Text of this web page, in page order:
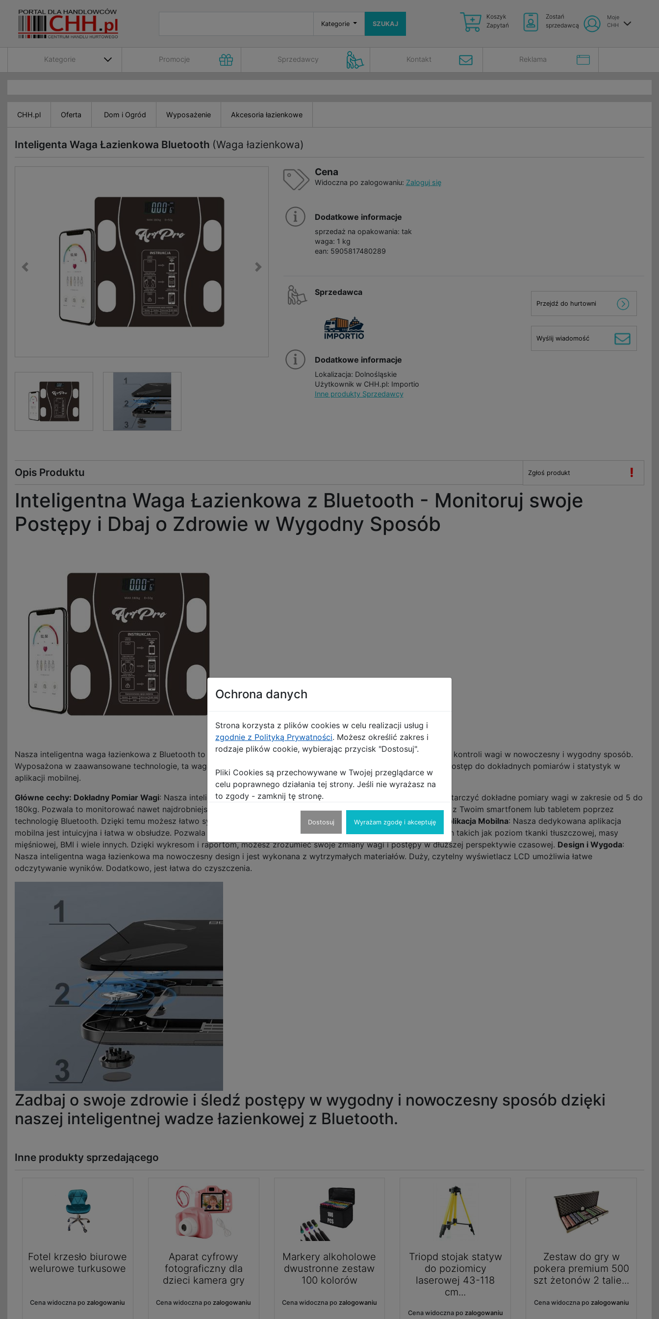
Kategorie SZUKAJ
Koszyk
Zapytań
Zostań
sprzedawcą
Moje
CHH
Kategorie Promocje Sprzedawcy Kontakt Reklama
CHH.pl Oferta Dom i Ogród Wyposażenie Akcesoria łazienkowe
Inteligenta Waga Łazienkowa Bluetooth (Waga łazienkowa)
Cena
Widoczna po zalogowaniu: Zaloguj się
Dodatkowe informacje
sprzedaż na opakowania: tak
waga: 1 kg
ean: 5905817480289
Sprzedawca
Dodatkowe informacje
Lokalizacja: Dolnośląskie
Użytkownik w CHH.pl: Importio
Inne produkty Sprzedawcy
Przejdź do hurtowni
Wyślij wiadomość
Zgłoś produkt !
Opis Produktu
Inteligentna Waga Łazienkowa z Bluetooth - Monitoruj swoje
Postępy i Dbaj o Zdrowie w Wygodny Sposób
Nasza inteligentna waga łazienkowa z Bluetooth to narzędzie, które pomoże Ci zadbać o swoje zdrowie i postępy w kontroli wagi w nowoczesny i wygodny sposób.
Wyposażona w zaawansowane technologie, ta waga łączy się z Twoim smartfonem poprzez Bluetooth, oferując Ci dostęp do dokładnych pomiarów i statystyk w
aplikacji mobilnej.
Główne cechy: Dokładny Pomiar Wagi: Nasza inteligentna waga łazienkowa używa precyzyjnych czujników, aby dostarczyć dokładne pomiary wagi w zakresie od 5 do
180kg. Pozwala to monitorować nawet najdrobniejsze zmiany.
Łączność Bluetooth: Waga łączy się bezprzewodowo z Twoim smartfonem lub tabletem poprzez
technologię Bluetooth. Dzięki temu możesz łatwo synchronizować dane i śledzić postępy w czasie rzeczywistym.
Aplikacja Mobilna: Nasza dedykowana aplikacja
mobilna jest intuicyjna i łatwa w obsłudze. Pozwala na zapisywanie i śledzenie pomiarów wagi, a także innych danych takich jak poziom tkanki tłuszczowej, masy
mięśniowej, BMI i wiele innych. Dzięki wykresom i raportom, możesz zrozumieć swoje zmiany wagi i postępy w dłuższej perspektywie czasowej. Design i Wygoda:
Nasza inteligentna waga łazienkowa ma nowoczesny design i jest wykonana z wytrzymałych materiałów. Duży, czytelny wyświetlacz LCD umożliwia łatwe
odczytywanie wyników. Dodatkowo, jest łatwa do czyszczenia.
Zadbaj o swoje zdrowie i śledź postępy w wygodny i nowoczesny sposób dzięki
naszej inteligentnej wadze łazienkowej z Bluetooth.
Inne produkty sprzedającego
Fotel krzesło biurowe
welurowe turkusowe
Cena widoczna po zalogowaniu
Aparat cyfrowy
fotograficzny dla
dzieci kamera gry
Cena widoczna po zalogowaniu
Markery alkoholowe
dwustronne zestaw
100 kolorów
Cena widoczna po zalogowaniu
Triopd stojak statyw
do poziomicy
laserowej 43-118
cm...
Cena widoczna po zalogowaniu
Zestaw do gry w
pokera premium 500
szt żetonów 2 talie...
Cena widoczna po zalogowaniu
Ochrona danych
Strona korzysta z plików cookies w celu realizacji usług i
zgodnie z Polityką Prywatności. Możesz określić zakres i
rodzaje plików cookie, wybierając przycisk "Dostosuj".
Pliki Cookies są przechowywane w Twojej przeglądarce w
celu poprawnego działania tej strony. Jeśli nie wyrażasz na
to zgody - zamknij tę stronę.
Dostosuj Wyrażam zgodę i akceptuję